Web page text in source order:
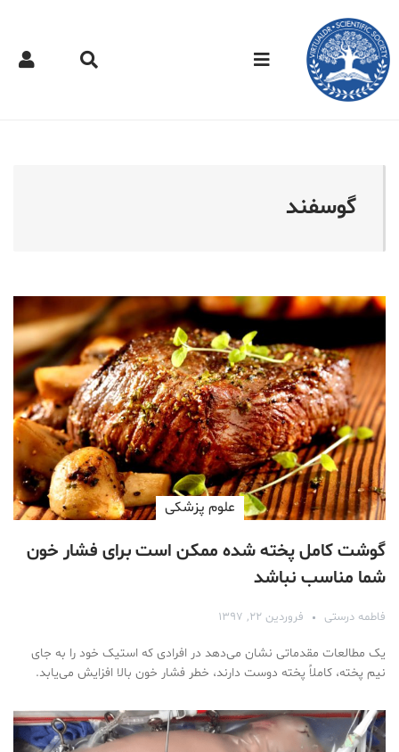
دکتر مجازی - گوسفند
گوسفند
علوم پزشكی
گوشت کامل پخته شده ممکن است برای فشار خون
شما مناسب نباشد
فاطمه درستی فروردین ۲۲, ۱۳۹۷
یک مطالعات مقدماتی نشان می‌دهد در افرادی که استیک خود را به جای
نیم پخته، کاملاً پخته دوست دارند، خطر فشار خون بالا افزایش می‌یابد.